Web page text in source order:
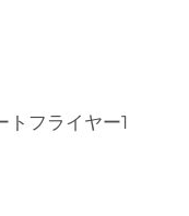
フライヤー1